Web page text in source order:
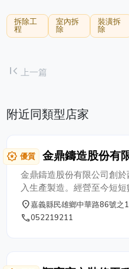
拆除工
程
室內拆
除
裝潢拆
除
first_page上一篇
附近同類型店家
award_star 優質 金鼎鑄造股份有
金鼎鑄造股份有限公司創
入生產製造。經營至今短
求與堅持，並以「服務客戶
短期內既在相關業界中博得
place嘉義縣民雄鄉中華路86號之1
phone052219211